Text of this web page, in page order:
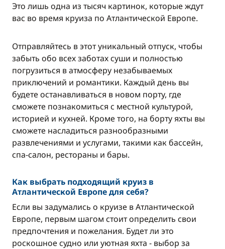
Это лишь одна из тысяч картинок, которые ждут
вас во время круиза по Атлантической Европе.
Отправляйтесь в этот уникальный отпуск, чтобы
забыть обо всех заботах суши и полностью
погрузиться в атмосферу незабываемых
приключений и романтики. Каждый день вы
будете останавливаться в новом порту, где
сможете познакомиться с местной культурой,
историей и кухней. Кроме того, на борту яхты вы
сможете насладиться разнообразными
развлечениями и услугами, такими как бассейн,
спа-салон, рестораны и бары.
Как выбрать подходящий круиз в
Атлантической Европе для себя?
Если вы задумались о круизе в Атлантической
Европе, первым шагом стоит определить свои
предпочтения и пожелания. Будет ли это
роскошное судно или уютная яхта - выбор за